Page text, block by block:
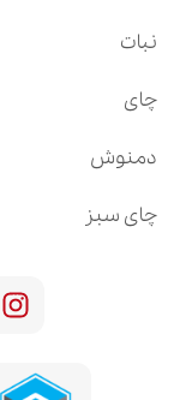
نبات
چای
دمنوش
چای سبز